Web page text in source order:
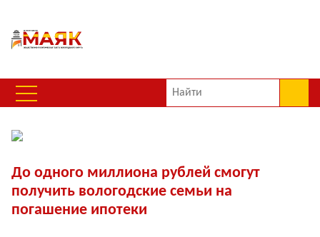
До одного миллиона рублей смогут
получить вологодские семьи на
погашение ипотеки